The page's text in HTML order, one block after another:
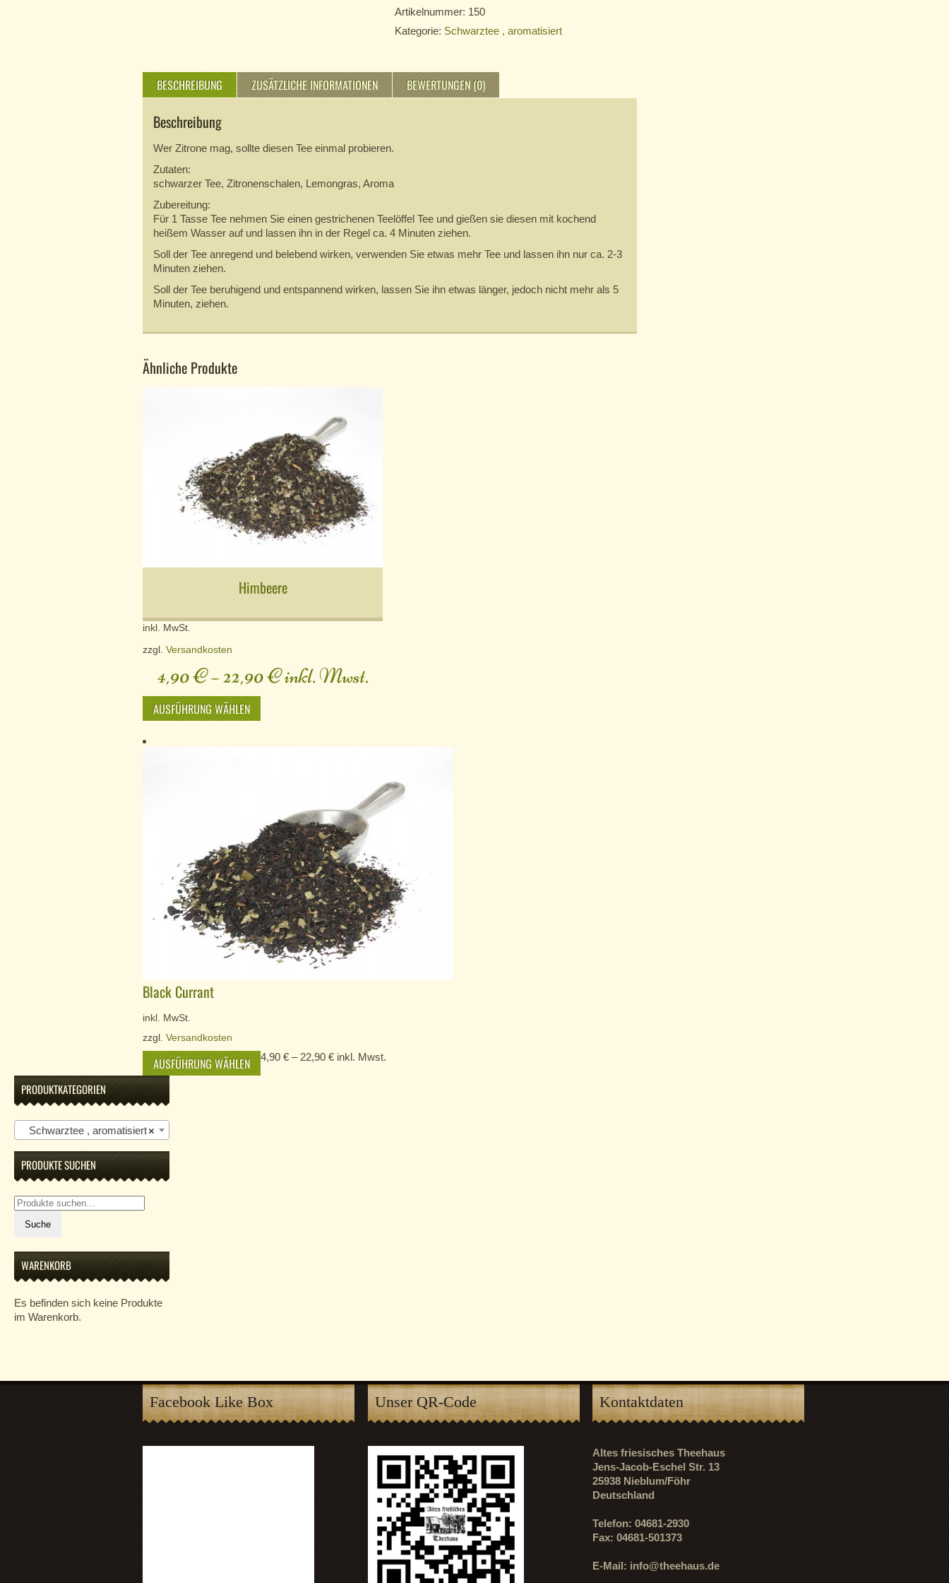
Artikelnummer: 150
Kategorie: Schwarztee , aromatisiert
BESCHREIBUNG ZUSÄTZLICHE INFORMATIONEN BEWERTUNGEN (0)
Beschreibung
Wer Zitrone mag, sollte diesen Tee einmal probieren.
Zutaten:
schwarzer Tee, Zitronenschalen, Lemongras, Aroma
Zubereitung:
Für 1 Tasse Tee nehmen Sie einen gestrichenen Teelöffel Tee und gießen sie diesen mit kochend
heißem Wasser auf und lassen ihn in der Regel ca. 4 Minuten ziehen.
Soll der Tee anregend und belebend wirken, verwenden Sie etwas mehr Tee und lassen ihn nur ca. 2-3
Minuten ziehen.
Soll der Tee beruhigend und entspannend wirken, lassen Sie ihn etwas länger, jedoch nicht mehr als 5
Minuten, ziehen.
Ähnliche Produkte
Himbeere
inkl. MwSt.
zzgl. Versandkosten
4,90€–22,90€inkl. Mwst.
AUSFÜHRUNG WÄHLEN
Black Currant
inkl. MwSt.
zzgl. Versandkosten
4,90 € – 22,90 € inkl. Mwst.
AUSFÜHRUNG WÄHLEN
PRODUKTKATEGORIEN
×
Schwarztee , aromatisiert
PRODUKTE SUCHEN
Suche
nach:
Suche
WARENKORB
Es befinden sich keine Produkte
im Warenkorb.
Facebook Like Box Unser QR-Code Kontaktdaten
Altes friesisches Theehaus
Jens-Jacob-Eschel Str. 13
25938 Nieblum/Föhr
Deutschland
Telefon: 04681-2930
Fax: 04681-501373
E-Mail: info@theehaus.de